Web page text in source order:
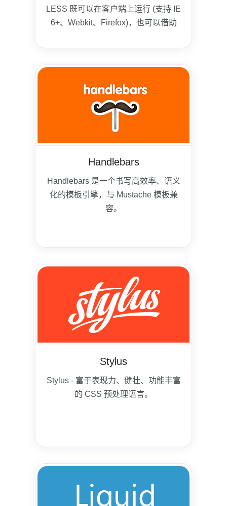
LESS 既可以在客户端上运行 (支持 IE
6+、Webkit、Firefox)，也可以借助
Handlebars
Handlebars 是一个书写高效率、语义
化的模板引擎，与 Mustache 模板兼
容。
Stylus
Stylus - 富于表现力、健壮、功能丰富
的 CSS 预处理语言。